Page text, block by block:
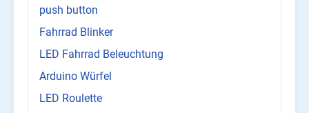
push button
Fahrrad Blinker
LED Fahrrad Beleuchtung
Arduino Würfel
LED Roulette